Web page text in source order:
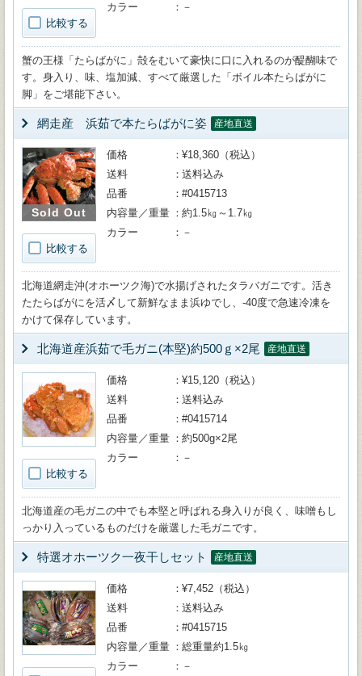
比較する
カラー
－
蟹の王様「たらばがに」殻をむいて豪快に口に入れるのが醍醐味で
す。身入り、味、塩加減、すべて厳選した「ボイル本たらばがに
脚」をご堪能下さい。
網走産 浜茹で本たらばがに姿 産地直送
Sold Out
比較する
価格
¥18,360（税込）
送料
送料込み
品番
#0415713
内容量／重量
約1.5㎏～1.7㎏
カラー
－
北海道網走沖(オホーツク海)で水揚げされたタラバガニです。活き
たたらばがにを活〆して新鮮なまま浜ゆでし、-40度で急速冷凍を
かけて保存しています。
北海道産浜茹で毛ガニ(本堅)約500ｇ×2尾 産地直送
比較する
価格
¥15,120（税込）
送料
送料込み
品番
#0415714
内容量／重量
約500g×2尾
カラー
－
北海道産の毛ガニの中でも本堅と呼ばれる身入りが良く、味噌もし
っかり入っているものだけを厳選した毛ガニです。
特選オホーツク一夜干しセット 産地直送
価格
¥7,452（税込）
送料
送料込み
品番
#0415715
内容量／重量
総重量約1.5㎏
カラー
－